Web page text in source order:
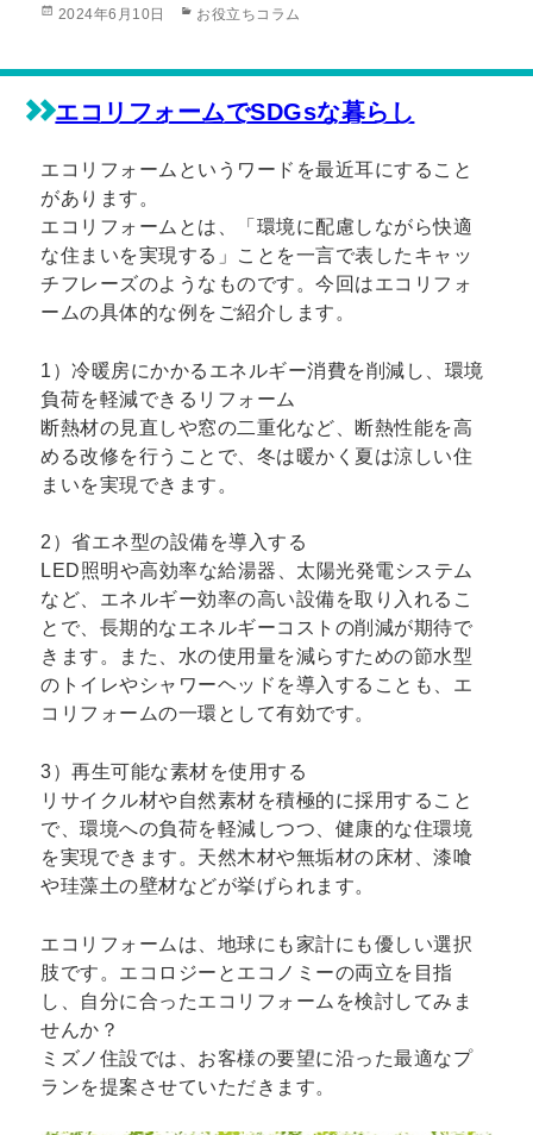
投
2024年6月10日
カ
リ
お役立ちコラム
エコリフォームでSDGsな暮らし
エコリフォームというワードを最近耳にすること
があります。
エコリフォームとは、「環境に配慮しながら快適
な住まいを実現する」ことを一言で表したキャッ
チフレーズのようなものです。今回はエコリフォ
ームの具体的な例をご紹介します。
1）冷暖房にかかるエネルギー消費を削減し、環境
負荷を軽減できるリフォーム
断熱材の見直しや窓の二重化など、断熱性能を高
める改修を行うことで、冬は暖かく夏は涼しい住
まいを実現できます。
2）省エネ型の設備を導入する
LED照明や高効率な給湯器、太陽光発電システム
など、エネルギー効率の高い設備を取り入れるこ
とで、長期的なエネルギーコストの削減が期待で
きます。また、水の使用量を減らすための節水型
のトイレやシャワーヘッドを導入することも、エ
コリフォームの一環として有効です。
3）再生可能な素材を使用する
リサイクル材や自然素材を積極的に採用すること
で、環境への負荷を軽減しつつ、健康的な住環境
を実現できます。天然木材や無垢材の床材、漆喰
や珪藻土の壁材などが挙げられます。
エコリフォームは、地球にも家計にも優しい選択
肢です。エコロジーとエコノミーの両立を目指
し、自分に合ったエコリフォームを検討してみま
せんか？
ミズノ住設では、お客様の要望に沿った最適なプ
ランを提案させていただきます。